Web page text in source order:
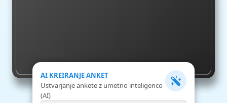
AI KREIRANJE ANKET
Ustvarjanje ankete z umetno inteligenco
(AI)